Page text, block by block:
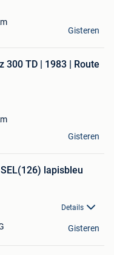
Gisteren
300 TD | 1983 | Route
Gisteren
lapisbleu
Details
Gisteren